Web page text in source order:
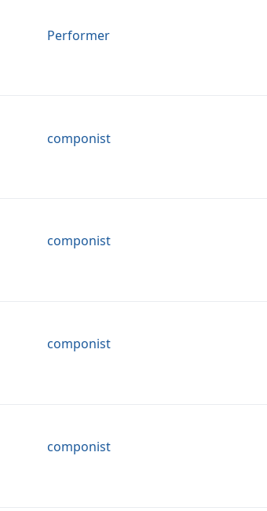
Performer
componist
componist
componist
componist